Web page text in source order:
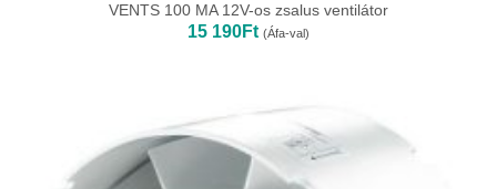
VENTS 100 MA 12V-os zsalus ventilátor
15 190Ft (Áfa-val)